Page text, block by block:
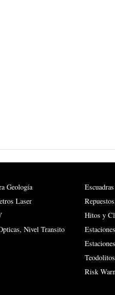
Geología
Laser
Nivel Transito
Hitos y
Risk